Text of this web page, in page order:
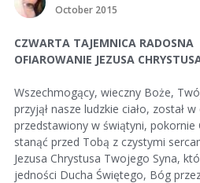
October 2015
CZWARTA TAJEMNICA RADOSNA
OFIAROWANIE JEZUSA
Wszechmogący, wieczny Boże,
przyjął nasze ludzkie ciało, został
przedstawiony w świątyni, pokornie
stanąć przed Tobą z czystymi
Jezusa Chrystusa Twojego Syna,
jedności Ducha Świętego, Bóg